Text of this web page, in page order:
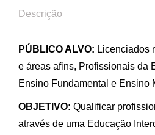
Descrição
PÚBLICO ALVO: Licenciados
e áreas afins, Profissionais da
Ensino Fundamental e Ensino
OBJETIVO: Qualificar
através de uma Educação